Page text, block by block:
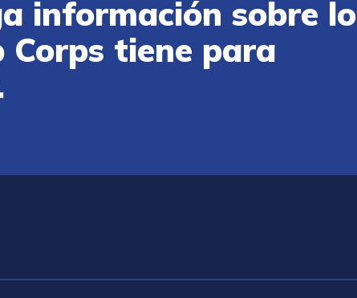
información sobre lo
Corps tiene para